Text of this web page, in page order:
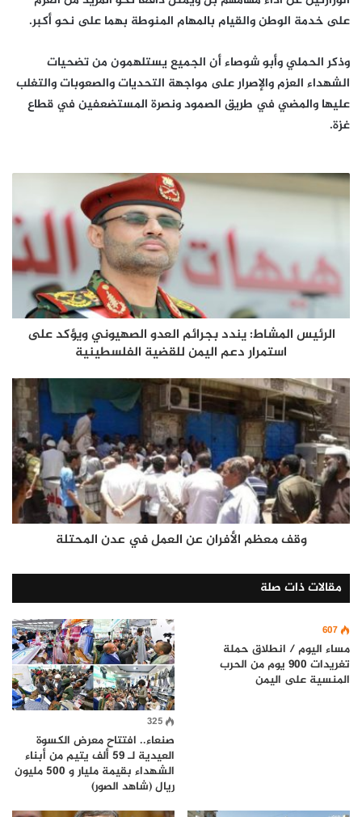
على خدمة الوطن والقيام بالمهام المنوطة بهما على نحو أكبر.
وذكر الحملي وأبو شوصاء أن الجميع يستلهمون من تضحيات
الشهداء العزم والإصرار على مواجهة التحديات والصعوبات والتغلب
عليها والمضي في طريق الصمود ونصرة المستضعفين في قطاع
غزة.
الرئيس المشاط: يندد بجرائم العدو الصهيوني ويؤكد على
استمرار دعم اليمن للقضية الفلسطينية
وقف معظم الأفران عن العمل في عدن المحتلة
مقالات ذات صلة
607
مساء اليوم / انطلاق حملة
تغريدات 900 يوم من الحرب
المنسية على اليمن
325
صنعاء.. افتتاح معرض الكسوة
العيدية لـ 59 ألف يتيم من أبناء
الشهداء بقيمة مليار و 500 مليون
ريال (شاهد الصور)